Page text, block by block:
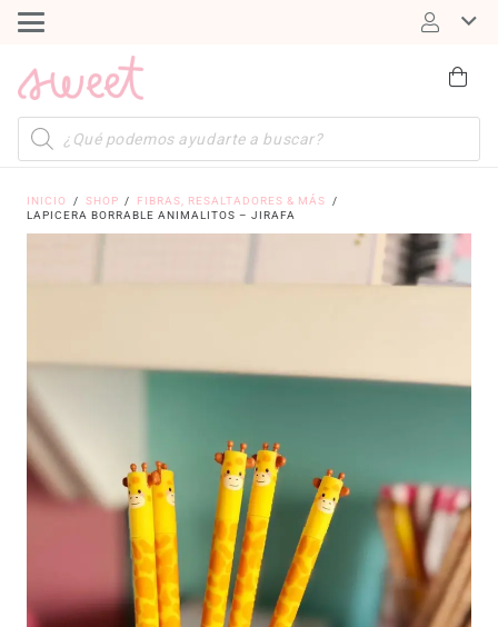
Búsqueda
de
productos
INICIO / SHOP / FIBRAS, RESALTADORES & MÁS
/
LAPICERA BORRABLE ANIMALITOS – JIRAFA